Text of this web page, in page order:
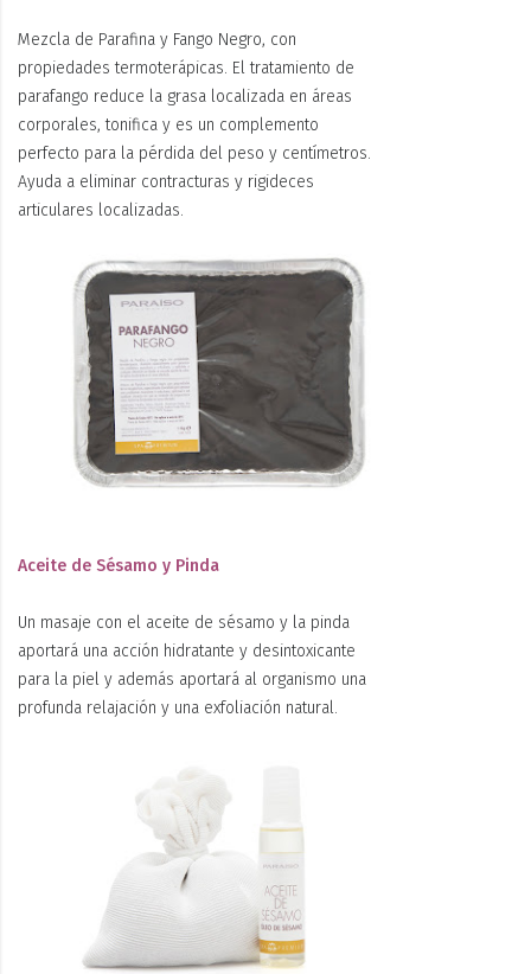
Mezcla de Parafina y Fango Negro, con
propiedades termoterápicas. El tratamiento de
parafango reduce la grasa localizada en áreas
corporales, tonifica y es un complemento
perfecto para la pérdida del peso y centímetros.
Ayuda a eliminar contracturas y rigideces
articulares localizadas.
Aceite de Sésamo y Pinda
Un masaje con el aceite de sésamo y la pinda
aportará una acción hidratante y desintoxicante
para la piel y además aportará al organismo una
profunda relajación y una exfoliación natural.